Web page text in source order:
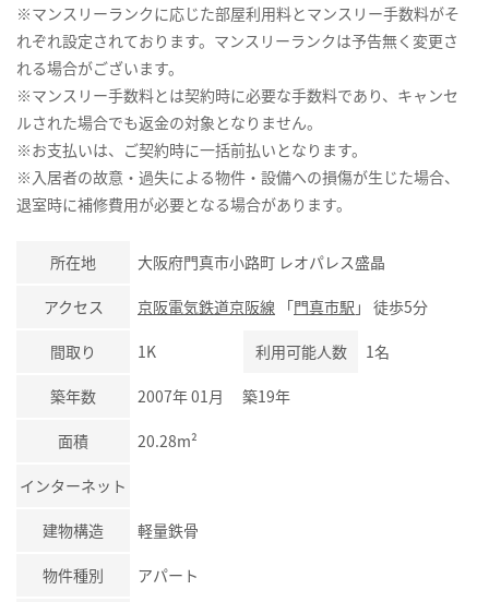
※マンスリーランクに応じた部屋利用料とマンスリー手数料がそ
れぞれ設定されております。マンスリーランクは予告無く変更さ
れる場合がございます。
※マンスリー手数料とは契約時に必要な手数料であり、キャンセ
ルされた場合でも返金の対象となりません。
※お支払いは、ご契約時に一括前払いとなります。
※入居者の故意・過失による物件・設備への損傷が生じた場合、
退室時に補修費用が必要となる場合があります。
所在地 大阪府門真市小路町 レオパレス盛晶
アクセス 京阪電気鉄道京阪線 「門真市駅 」 徒歩5分
間取り 1K 利用可能人数 1名
築年数 2007年 01月 築19年
面積 20.28m²
インターネット
建物構造 軽量鉄骨
物件種別
アパート